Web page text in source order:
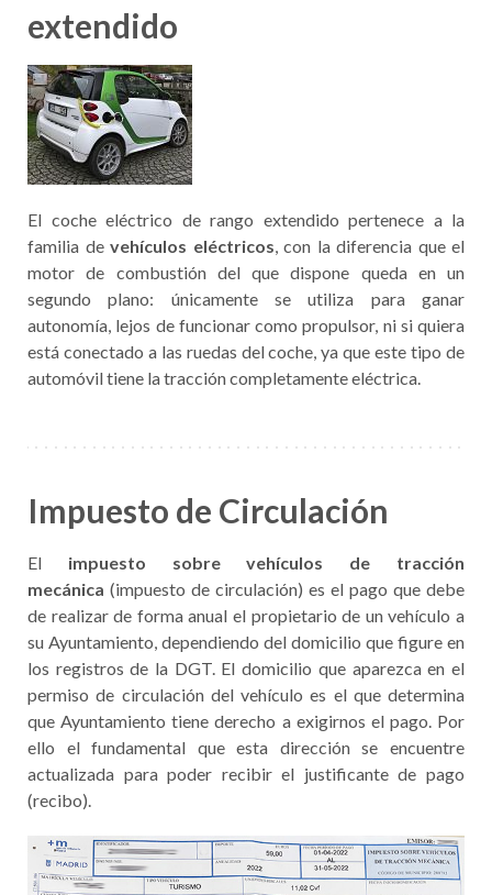
extendido
El coche eléctrico de rango extendido pertenece a la
familia de vehículos eléctricos, con la diferencia que el
motor de combustión del que dispone queda en un
segundo plano: únicamente se utiliza para ganar
autonomía, lejos de funcionar como propulsor, ni si quiera
está conectado a las ruedas del coche, ya que este tipo de
automóvil tiene la tracción completamente eléctrica.
Impuesto de Circulación
El impuesto sobre vehículos de tracción
mecánica (impuesto de circulación) es el pago que debe
de realizar de forma anual el propietario de un vehículo a
su Ayuntamiento, dependiendo del domicilio que figure en
los registros de la DGT. El domicilio que aparezca en el
permiso de circulación del vehículo es el que determina
que Ayuntamiento tiene derecho a exigirnos el pago. Por
ello el fundamental que esta dirección se encuentre
actualizada para poder recibir el justificante de pago
(recibo).